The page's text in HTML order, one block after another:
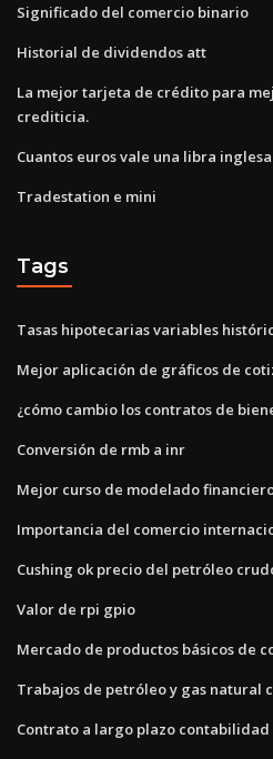
Significado del comercio binario
Historial de dividendos att
La mejor tarjeta de crédito para
crediticia.
Cuantos euros vale una libra inglesa
Tradestation e mini
Tags
Tasas hipotecarias variables
Mejor aplicación de gráficos de
¿cómo cambio los contratos de
Conversión de rmb a inr
Mejor curso de modelado
Importancia del comercio
Cushing ok precio del petróleo
Valor de rpi gpio
Mercado de productos básicos de
Trabajos de petróleo y gas natural
Contrato a largo plazo contabilidad